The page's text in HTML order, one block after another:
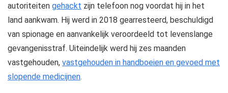
autoriteiten gehackt zijn telefoon nog voordat hij in het
land aankwam. Hij werd in 2018 gearresteerd, beschuldigd
van spionage en aanvankelijk veroordeeld tot levenslange
gevangenisstraf. Uiteindelijk werd hij zes maanden
vastgehouden, vastgehouden in handboeien en gevoed met
slopende medicijnen.